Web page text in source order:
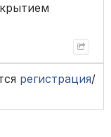
регистрация/